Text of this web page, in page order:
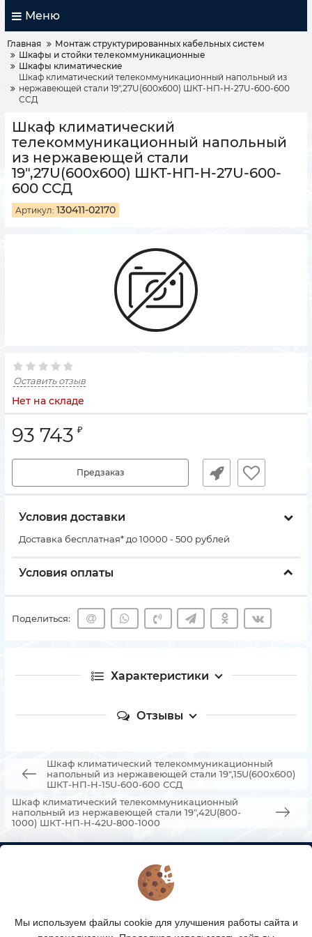
Меню
Главная
Монтаж структурированных кабельных систем
Шкафы и стойки телекоммуникационные
Шкафы климатические
Шкаф климатический телекоммуникационный напольный из
нержавеющей стали 19",27U(600x600) ШКТ-НП-Н-27U-600-600
ССД
Шкаф климатический
телекоммуникационный напольный
из нержавеющей стали
19",27U(600x600) ШКТ-НП-Н-27U-600-
600 ССД
Артикул: 130411-02170
Оставить отзыв
Нет на складе
93 743 ₽
Предзаказ
Условия доставки
Доставка бесплатная* до 10000 - 500 рублей
Условия оплаты
Поделиться:
Характеристики
Отзывы
Шкаф климатический телекоммуникационный
напольный из нержавеющей стали 19",15U(600x600)
ШКТ-НП-Н-15U-600-600 ССД
Шкаф климатический телекоммуникационный
напольный из нержавеющей стали 19",42U(800-
1000) ШКТ-НП-Н-42U-800-1000
КАТАЛОГ ТОВАРОВ
Мы используем файлы cookie для улучшения работы сайта и